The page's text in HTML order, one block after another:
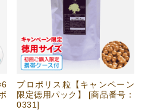
プロポリス粒【キャンペーン
限定徳用パック】 [商品番号：
0331]